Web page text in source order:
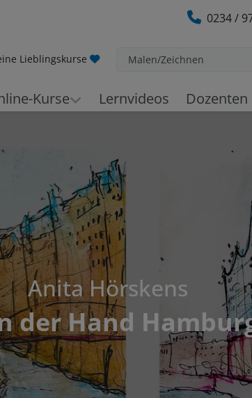
0234 /
Lieblingskurse Malen/Zeichnen
Kurse Lernvideos Dozenten
Anita Hörskens
der Hand